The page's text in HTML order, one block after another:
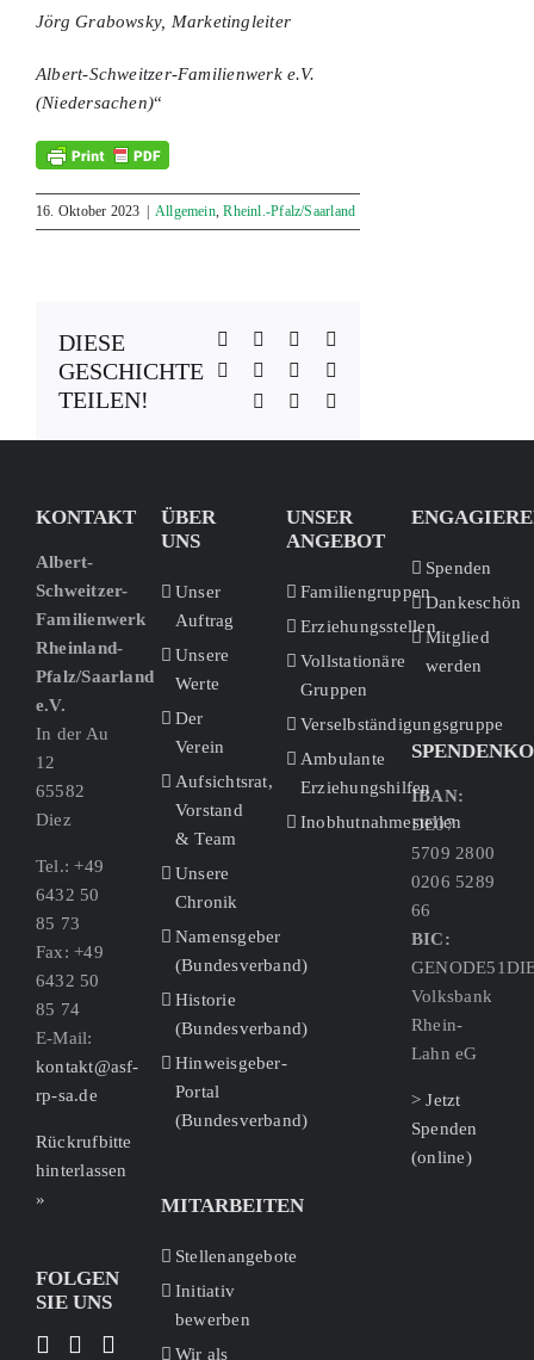
Jörg Grabowsky, Marketingleiter
Albert-Schweitzer-Familienwerk e.V.
(Niedersachen)“
16. Oktober 2023 Allgemein,Rheinl.-Pfalz/Saarland
DIESE
GESCHICHTE
TEILEN!
Facebook Reddit
WhatsAppTelegram
Tumblr
Xing
KONTAKT
Albert-
Schweitzer-
Familienwerk
Rheinland-
Pfalz/Saarland
e.V.
In der Au
12
65582
Diez
Tel.: +49
6432 50
85 73
Fax: +49
6432 50
85 74
E-Mail:
kontakt@asf-
rp-sa.de
Rückrufbitte
hinterlassen
»
FOLGEN
SIE UNS
ÜBER
UNS
Unser
Auftrag
Unsere
Werte
Der
Verein
Aufsichtsrat,
Vorstand
& Team
Unsere
Chronik
Namensgeber
(Bundesverband)
Historie
(Bundesverband)
Hinweisgeber-
Portal
(Bundesverband)
MITARBEITEN
Stellenangebote
Initiativ
bewerben
Wir als
UNSER
ANGEBOT
Familiengruppen
Erziehungsstellen
Vollstationäre
Gruppen
Verselbständigungsgruppe
Ambulante
Erziehungshilfen
Inobhutnahmestellen
Spenden
Dankeschön
Mitglied
werden
IBAN:
DE07
5709 2800
0206 5289
66
BIC:
Volksbank
Rhein-
Lahn eG
> Jetzt
Spenden
(online)